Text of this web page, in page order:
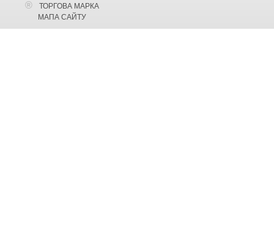
ТОРГОВА МАРКА
МАПА САЙТУ